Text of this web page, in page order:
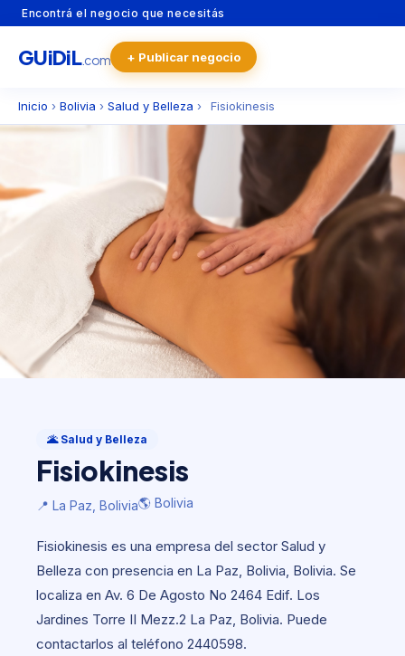
Encontrá el negocio que necesitás
GUiDiL.com + Publicar negocio
Inicio › Bolivia › Salud y Belleza › Fisiokinesis
Fisiokinesis
📍 La Paz, Bolivia🌎 Bolivia
🌋 Salud y Belleza
Fisiokinesis
📍 La Paz, Bolivia🌎 Bolivia
Fisiokinesis es una empresa del sector Salud y
Belleza con presencia en La Paz, Bolivia, Bolivia. Se
localiza en Av. 6 De Agosto No 2464 Edif. Los
Jardines Torre II Mezz.2 La Paz, Bolivia. Puede
contactarlos al teléfono 2440598.